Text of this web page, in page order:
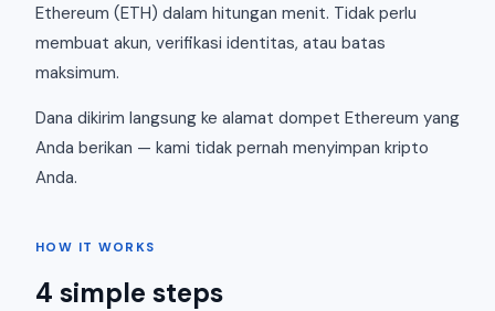
Ethereum (ETH) dalam hitungan menit. Tidak perlu
membuat akun, verifikasi identitas, atau batas
maksimum.
Dana dikirim langsung ke alamat dompet Ethereum yang
Anda berikan — kami tidak pernah menyimpan kripto
Anda.
HOW IT WORKS
4 simple steps